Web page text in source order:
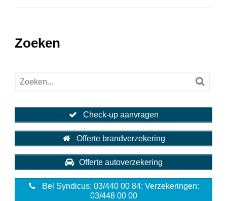
Zoeken
Check-up aanvragen
Offerte brandverzekering
Offerte autoverzekering
Bel Syndicus: 03/440 00 84; Verzekeringen:
03/448 00 00